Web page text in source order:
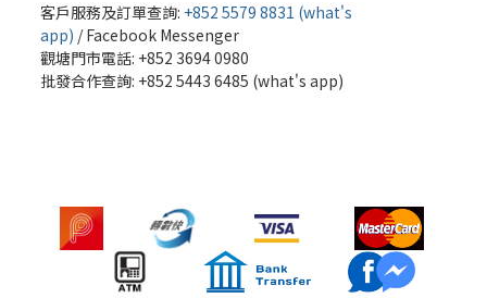
客戶服務及訂單查詢: +852 5579 8831 (what's
app) /Facebook Messenger
觀塘門市電話: +852 3694 0980
批發合作查詢: +852 5443 6485 (what's app)